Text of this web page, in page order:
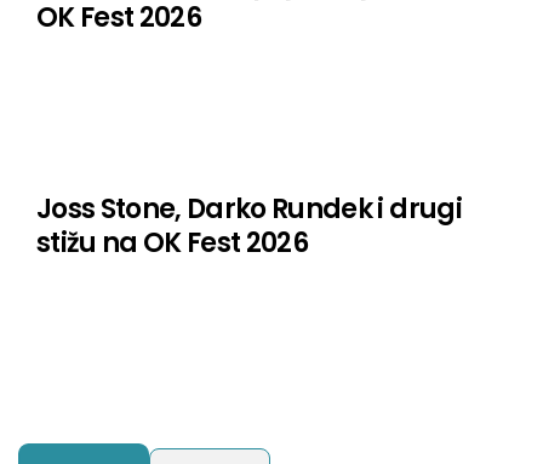
OK Fest 2026
Joss Stone, Darko Rundek i drugi
stižu na OK Fest 2026